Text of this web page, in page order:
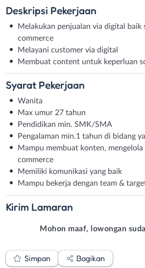
Deskripsi Pekerjaan
Melakukan penjualan via digital baik
commerce
Melayani customer via digital
Membuat content untuk keperluan
Syarat Pekerjaan
Wanita
Max umur 27 tahun
Pendidikan min. SMK/SMA
Pengalaman min.1 tahun di bidang
Mampu membuat konten, mengelola
commerce
Memiliki komunikasi yang baik
Mampu bekerja dengan team &
Kirim Lamaran
Mohon maaf, lowongan
Simpan Bagikan